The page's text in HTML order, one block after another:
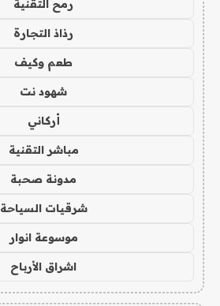
رمح التقنية
رذاذ التجارة
طعم وكيف
شهود نت
أركاني
مباشر التقنية
مدونة صحبة
شرقيات السياحة
موسوعة انوار
اشراق الأرباح